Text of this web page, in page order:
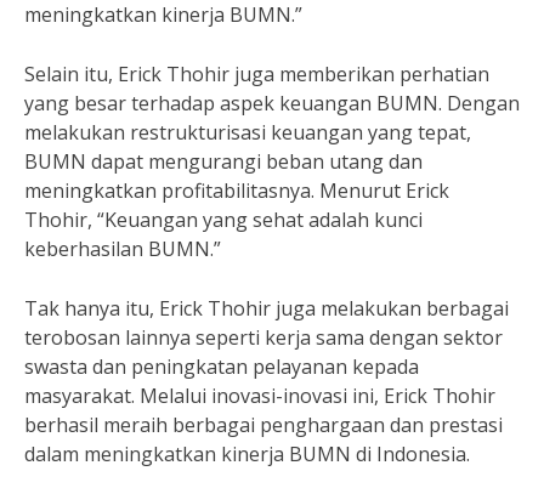
meningkatkan kinerja BUMN.”
Selain itu, Erick Thohir juga memberikan perhatian
yang besar terhadap aspek keuangan BUMN. Dengan
melakukan restrukturisasi keuangan yang tepat,
BUMN dapat mengurangi beban utang dan
meningkatkan profitabilitasnya. Menurut Erick
Thohir, “Keuangan yang sehat adalah kunci
keberhasilan BUMN.”
Tak hanya itu, Erick Thohir juga melakukan berbagai
terobosan lainnya seperti kerja sama dengan sektor
swasta dan peningkatan pelayanan kepada
masyarakat. Melalui inovasi-inovasi ini, Erick Thohir
berhasil meraih berbagai penghargaan dan prestasi
dalam meningkatkan kinerja BUMN di Indonesia.